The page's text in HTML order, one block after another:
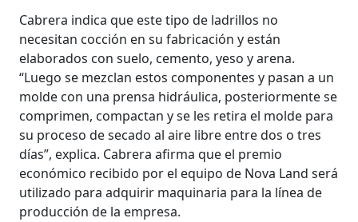
Cabrera indica que este tipo de ladrillos no
necesitan cocción en su fabricación y están
elaborados con suelo, cemento, yeso y arena.
“Luego se mezclan estos componentes y pasan a un
molde con una prensa hidráulica, posteriormente se
comprimen, compactan y se les retira el molde para
su proceso de secado al aire libre entre dos o tres
días”, explica. Cabrera afirma que el premio
económico recibido por el equipo de Nova Land será
utilizado para adquirir maquinaria para la línea de
producción de la empresa.